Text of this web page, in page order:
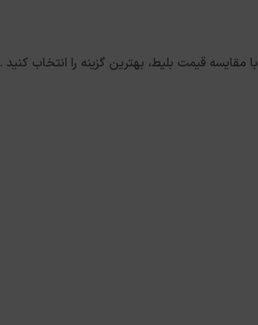
با مقایسه قیمت بلیط، بهترین گزینه را انتخاب کنید .